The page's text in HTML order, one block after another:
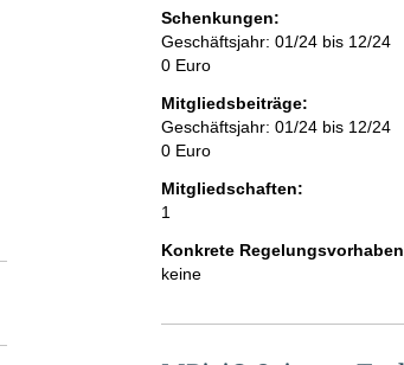
Schenkungen:
Geschäftsjahr: 01/24 bis 12/24
0 Euro
Mitgliedsbeiträge:
Geschäftsjahr: 01/24 bis 12/24
0 Euro
Mitgliedschaften:
1
Konkrete
keine